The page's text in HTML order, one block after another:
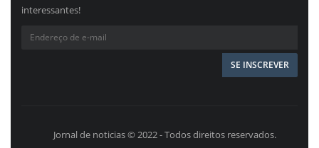
interessantes!
Jornal de noticias © 2022 - Todos direitos reservados.